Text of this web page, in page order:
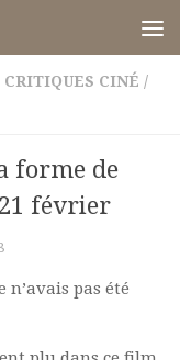
CRITIQUES CINÉ /
forme de
février
n’avais pas été